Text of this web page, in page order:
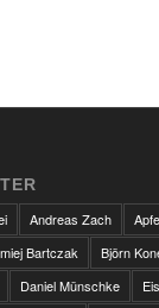
Andreas Zach
Bartczak
Björn
Daniel Münschke